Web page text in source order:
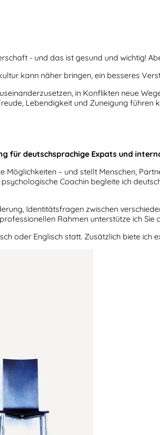
- und das ist gesund und wichtig!
kann näher bringen, ein besseres
in Konflikten neue
Lebendigkeit und Zuneigung führen
für deutschsprachige Expats und
Möglichkeiten – und stellt Menschen,
Coachin begleite ich
Identitätsfragen zwischen
Rahmen unterstütze ich
oder Englisch statt. Zusätzlich biete